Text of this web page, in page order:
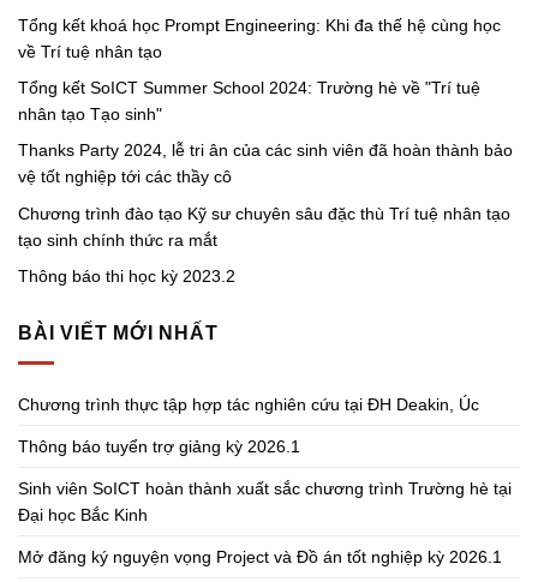
Tổng kết khoá học Prompt Engineering: Khi đa thế hệ cùng học
về Trí tuệ nhân tạo
Tổng kết SoICT Summer School 2024: Trường hè về "Trí tuệ
nhân tạo Tạo sinh"
Thanks Party 2024, lễ tri ân của các sinh viên đã hoàn thành bảo
vệ tốt nghiệp tới các thầy cô
Chương trình đào tạo Kỹ sư chuyên sâu đặc thù Trí tuệ nhân tạo
tạo sinh chính thức ra mắt
Thông báo thi học kỳ 2023.2
BÀI VIẾT MỚI NHẤT
Chương trình thực tập hợp tác nghiên cứu tại ĐH Deakin, Úc
Thông báo tuyển trợ giảng kỳ 2026.1
Sinh viên SoICT hoàn thành xuất sắc chương trình Trường hè tại
Đại học Bắc Kinh
Mở đăng ký nguyện vọng Project và Đồ án tốt nghiệp kỳ 2026.1